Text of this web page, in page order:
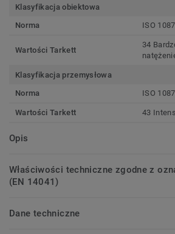
Klasyfikacja obiektowa
Norma
ISO
Wartości Tarkett
34
Klasyfikacja przemysłowa
Norma
ISO
Wartości Tarkett 43
Opis
Właściwości techniczne zgodne z
(EN 14041)
Dane techniczne